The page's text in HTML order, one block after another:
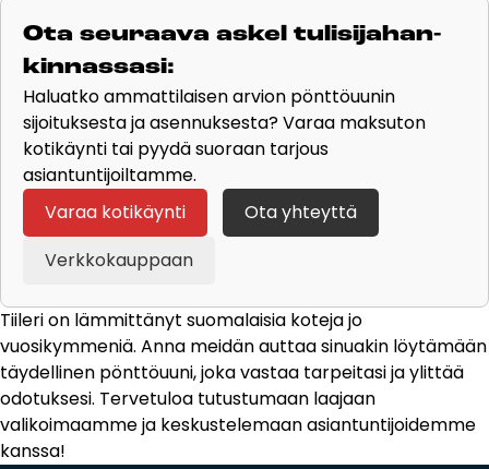
Ota seu­raa­va as­kel tu­li­si­ja­han­
kin­nas­sa­si:
Haluatko ammattilaisen arvion pönttöuunin
sijoituksesta ja asennuksesta? Varaa maksuton
kotikäynti tai pyydä suoraan tarjous
asiantuntijoiltamme.
Varaa kotikäynti
Ota yhteyttä
Verkkokauppaan
Tiileri on lämmittänyt suomalaisia koteja jo
vuosikymmeniä. Anna meidän auttaa sinuakin löytämään
täydellinen pönttöuuni, joka vastaa tarpeitasi ja ylittää
odotuksesi. Tervetuloa tutustumaan laajaan
valikoimaamme ja keskustelemaan asiantuntijoidemme
kanssa!